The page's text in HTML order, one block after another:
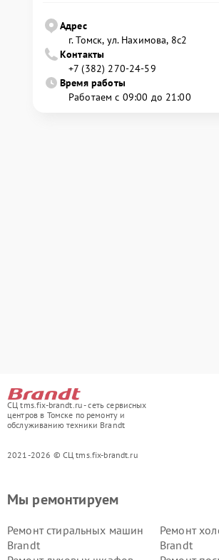
Адрес
г. Томск, ул. Нахимова, 8с2
Контакты
+7 (382) 270-24-59
Время работы
Работаем с 09:00 до 21:00
СЦ tms.fix-brandt.ru - сеть сервисных
центров в Томске по ремонту и
обслуживанию техники Brandt
2021-2026 © СЦ tms.fix-brandt.ru
Мы ремонтируем
Ремонт стиральных машин
Brandt
Ремонт
Brandt